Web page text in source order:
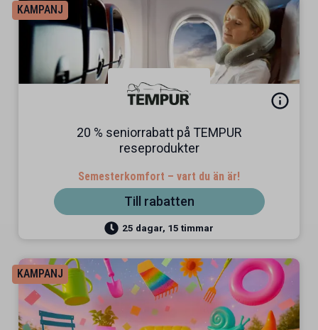
KAMPANJ
20 % seniorrabatt på TEMPUR
reseprodukter
Semesterkomfort – vart du än är!
Till rabatten
25 dagar, 15 timmar
KAMPANJ